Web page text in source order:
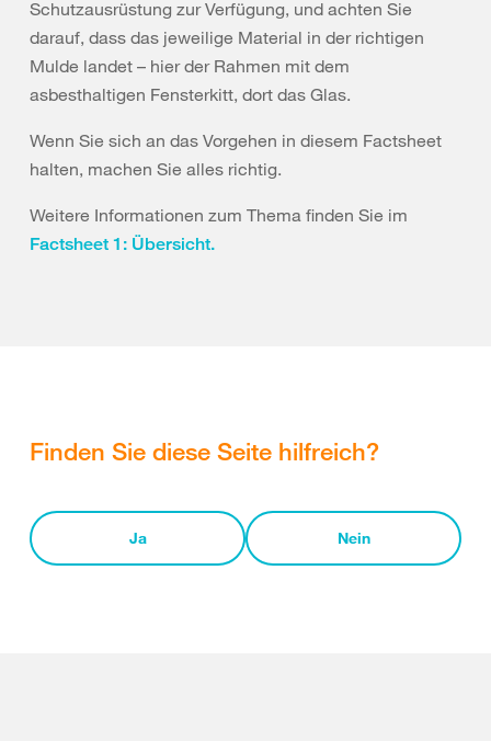
Schutzausrüstung zur Verfügung, und achten Sie
darauf, dass das jeweilige Material in der richtigen
Mulde landet – hier der Rahmen mit dem
asbesthaltigen Fensterkitt, dort das Glas.
Wenn Sie sich an das Vorgehen in diesem Factsheet
halten, machen Sie alles richtig.
Weitere Informationen zum Thema finden Sie im
Factsheet 1: Übersicht.
Finden Sie diese Seite hilfreich?
Ja Nein